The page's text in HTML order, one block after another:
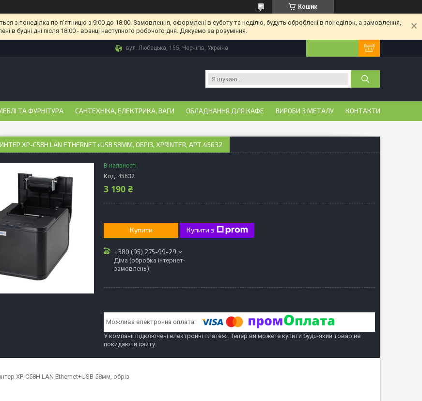
Кошик
з понеділка по п'ятницю з 9:00 до 18:00. Замовлення, оформлені в суботу та неділю, будуть оброблені в понеділок, а замовлення,
в будні дні після 18:00 - вранці наступного робочого дня. Дякуємо за розуміння.
вул. Любецька, 155, Чернігів, Україна
ТА ФУРНІТУРА САНТЕХНІКА, ЕЛЕКТРИКА, ВАГИ ОБЛАДНАННЯ ДЛЯ КАФЕ ВИРОБИ З МЕТАЛУ КОНТАКТИ
XP-C58H LAN ETHERNET+USB 58ММ, ОБРІЗ, XPRINTER, АРТ.45632
В наявності
Код: 45632
3 190 ₴
Купити Купити з
+380 (95) 275-99-29
Діма (обробка інтернет-
замовлень)
У компанії підключені електронні платежі. Тепер ви можете купити будь-який товар не
покидаючи сайту.
XP-C58H LAN Ethernet+USB 58мм, обріз